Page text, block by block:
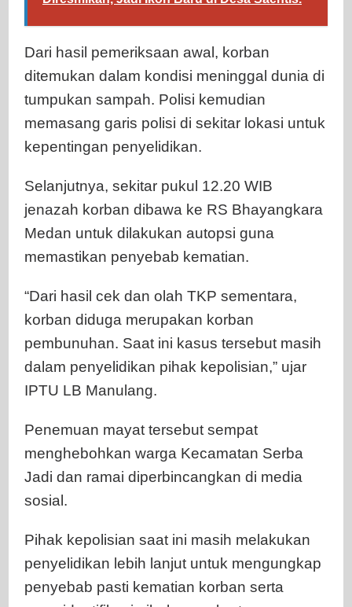
Dari hasil pemeriksaan awal, korban
ditemukan dalam kondisi meninggal dunia di
tumpukan sampah. Polisi kemudian
memasang garis polisi di sekitar lokasi untuk
kepentingan penyelidikan.
Selanjutnya, sekitar pukul 12.20 WIB
jenazah korban dibawa ke RS Bhayangkara
Medan untuk dilakukan autopsi guna
memastikan penyebab kematian.
“Dari hasil cek dan olah TKP sementara,
korban diduga merupakan korban
pembunuhan. Saat ini kasus tersebut masih
dalam penyelidikan pihak kepolisian,” ujar
IPTU LB Manulang.
Penemuan mayat tersebut sempat
menghebohkan warga Kecamatan Serba
Jadi dan ramai diperbincangkan di media
sosial.
Pihak kepolisian saat ini masih melakukan
penyelidikan lebih lanjut untuk mengungkap
penyebab pasti kematian korban serta